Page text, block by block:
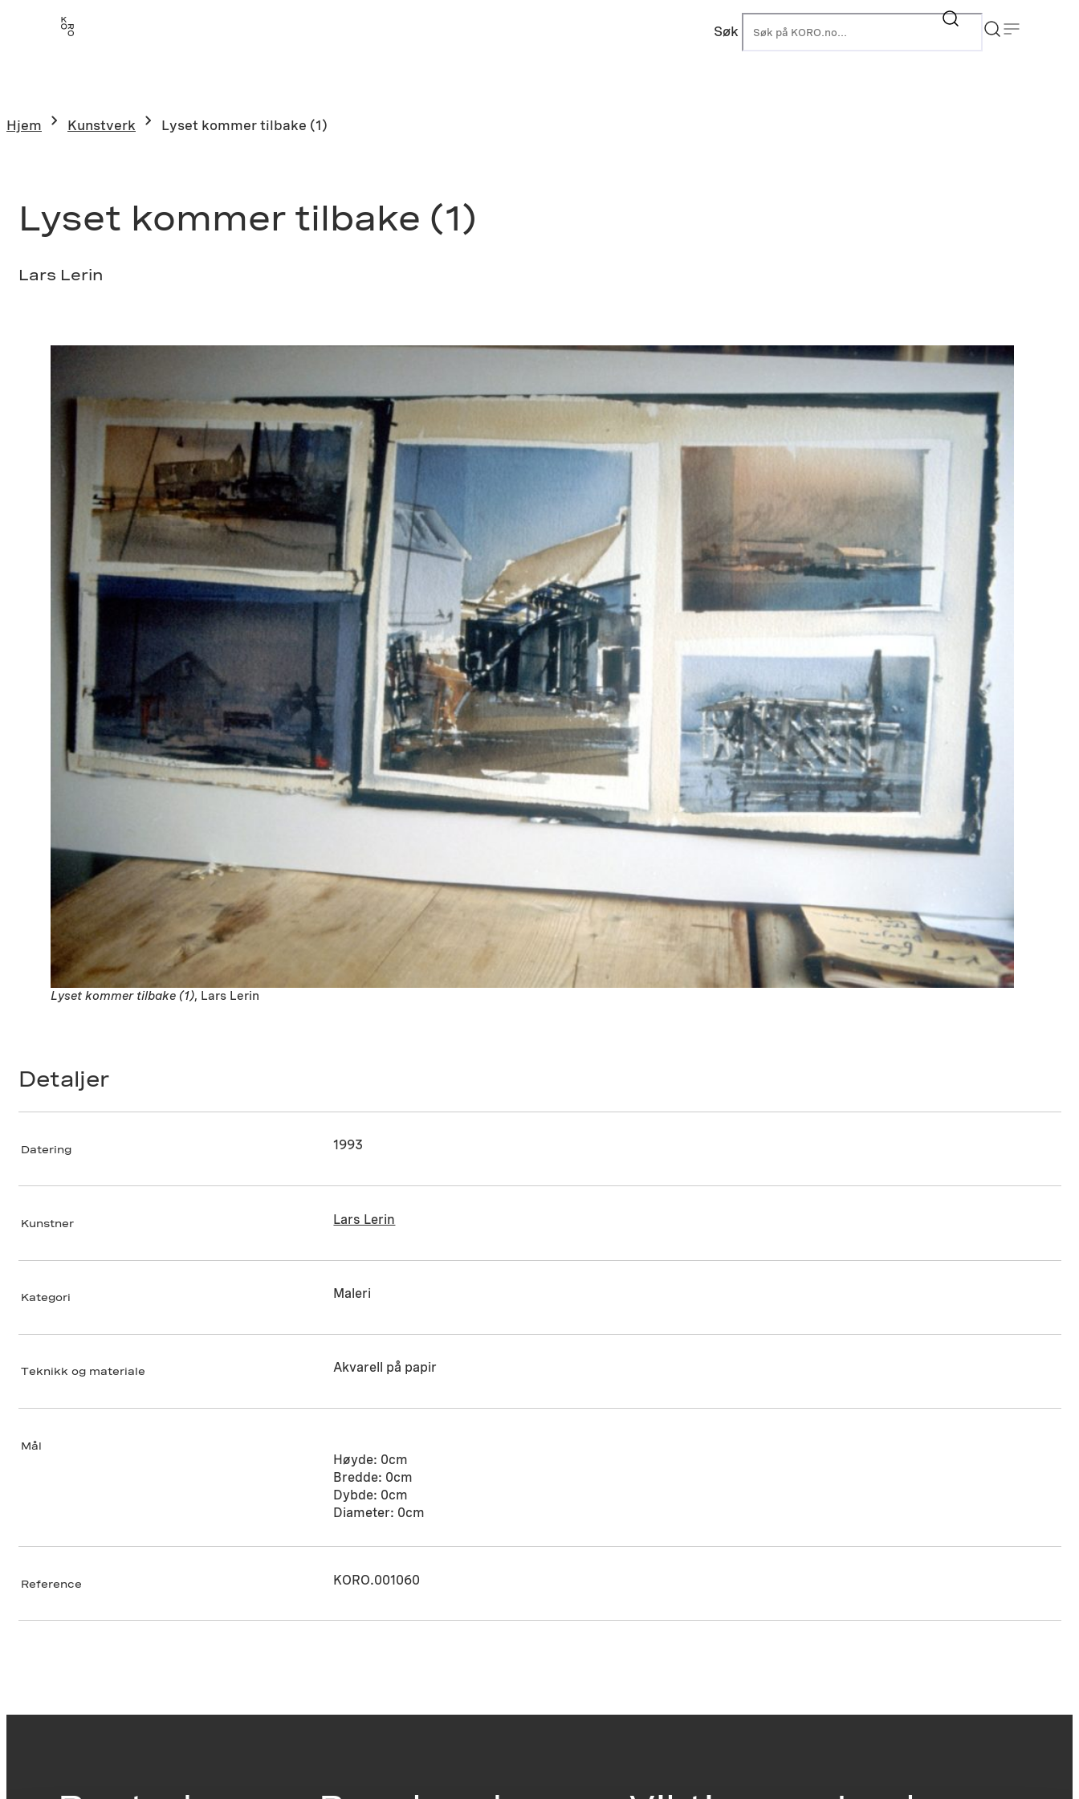
Søk
Hjem Kunstverk Lyset kommer tilbake (1)
Lyset kommer tilbake (1)
Lars Lerin
Lyset kommer tilbake (1), Lars Lerin
Detaljer
Datering 1993
Kunstner Lars Lerin
Kategori Maleri
Teknikk og materiale Akvarell på papir
Mål
Høyde: 0cm
Bredde: 0cm
Dybde: 0cm
Diameter: 0cm
Reference KORO.001060